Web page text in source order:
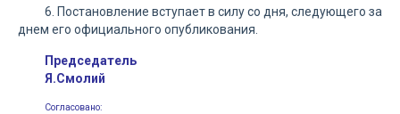
6. Постановление вступает в силу со дня, следующего за
днем его официального опубликования.
Председатель
Я.Смолий
Согласовано: